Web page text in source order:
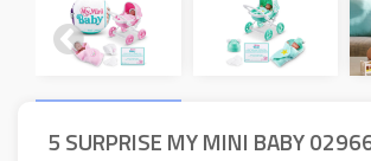
5 SURPRISE MY MINI BABY